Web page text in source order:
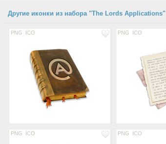
Другие иконки из набора "The Lords Applications"
PNG ICO PNG ICO
PNG ICO PNG ICO